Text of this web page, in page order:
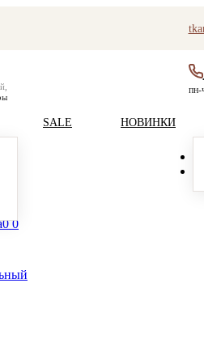
пн-
SALE НОВИНКИ
0 0